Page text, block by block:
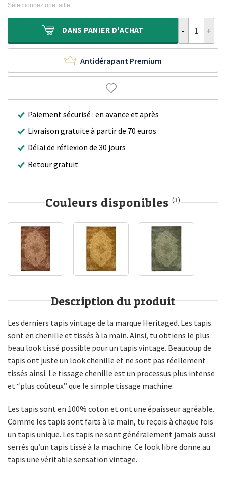
440,00 €.
329,95 €.
Sélectionnez une taille
DANS PANIER D'ACHAT
Antidérapant Premium
Paiement sécurisé : en avance et après
Livraison gratuite à partir de 70 euros
Délai de réflexion de 30 jours
Retour gratuit
Couleurs disponibles (3)
Description du produit
Les derniers tapis vintage de la marque Heritaged. Les tapis
sont en chenille et tissés à la main. Ainsi, tu obtiens le plus
beau look tissé possible pour un tapis vintage. Beaucoup de
tapis ont juste un look chenille et ne sont pas réellement
tissés ainsi. Le tissage chenille est un processus plus intense
et “plus coûteux” que le simple tissage machine.
Les tapis sont en 100% coton et ont une épaisseur agréable.
Comme les tapis sont faits à la main, tu reçois à chaque fois
un tapis unique. Les tapis ne sont généralement jamais aussi
serrés qu’un tapis tissé à la machine. Ce look libre donne au
tapis une véritable sensation vintage.